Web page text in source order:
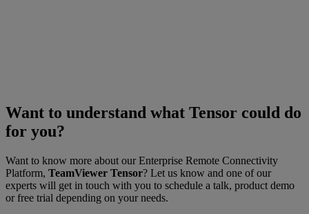
Want to understand what Tensor could do
for you?
Want to know more about our Enterprise Remote Connectivity
Platform, TeamViewer Tensor? Let us know and one of our
experts will get in touch with you to schedule a talk, product demo
or free trial depending on your needs.